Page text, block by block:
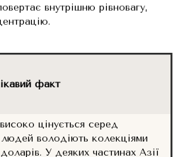
внутрішню рівновагу,
факт
цінується серед
володіють колекціями
У деяких частинах Азії